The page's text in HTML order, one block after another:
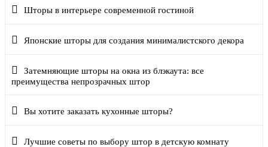
Шторы в интерьере современной гостиной
Японские шторы для создания минималистского декора
Затемняющие шторы на окна из блэкаута: все
преимущества непрозрачных штор
Вы хотите заказать кухонные шторы?
Лучшие советы по выбору штор в детскую комнату